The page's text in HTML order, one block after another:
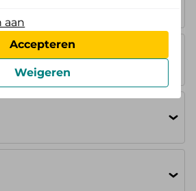
aan
Accepteren
Weigeren